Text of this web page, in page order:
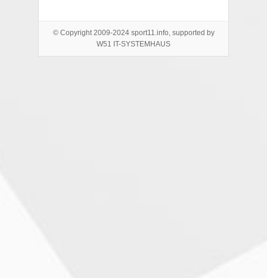
© Copyright 2009-2024 sport11.info, supported by
W51 IT-SYSTEMHAUS